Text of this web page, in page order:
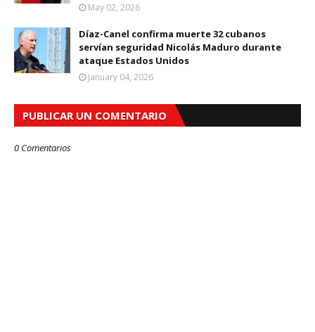
May 02, 2026
Díaz-Canel confirma muerte 32 cubanos
servían seguridad Nicolás Maduro durante
ataque Estados Unidos
January 04, 2026
PUBLICAR UN COMENTARIO
0 Comentarios